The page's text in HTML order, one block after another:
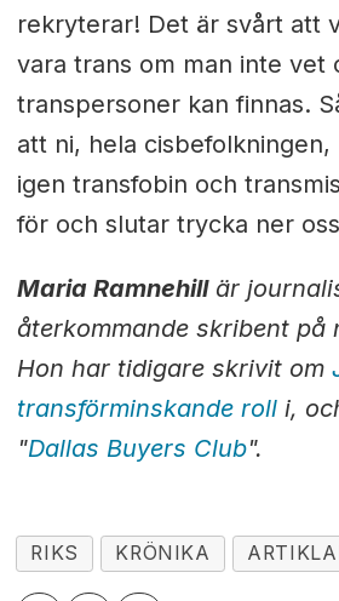
rekryterar! Det är svårt att
vara trans om man inte vet
transpersoner kan finnas.
att ni, hela
igen transfobin och
för och slutar trycka ner
Maria Ramnehillär
återkommande skribent på
Hon har tidigare skrivit om
transförminskande rolli,
"Dallas Buyers Club".
RIKS KRÖNIKA